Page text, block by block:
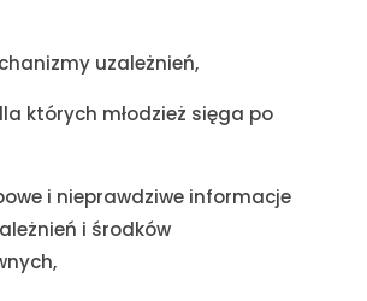
uzależnień,
których młodzież sięga po
i nieprawdziwe informacje
i środków